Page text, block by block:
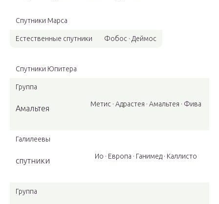
Спутники Марса
Естественные спутники Фобос · Деймос
Спутники Юпитера
Группа
Амальтея Метис · Адрастея · Амальтея · Фива
Галилеевы
спутники Ио · Европа · Ганимед · Каллисто
Группа